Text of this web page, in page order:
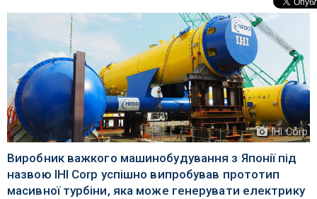
IHI Corp
Виробник важкого машинобудування з Японії під
назвою IHI Corp успішно випробував прототип
масивної турбіни, яка може генерувати електрику